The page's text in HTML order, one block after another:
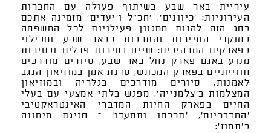
עיריית באר שבע בשיתוף פעולה עם החברות
העירוניות: 'כיוונים', 'חכ"ל ו'יעדים' מזמינה אתכם
בחג הזה להנות ממגוון פעילויות לכל המשפחה
במוקדי התיירות והתרבות בבאר שבע ומבילוי
בפארקים המרהיבים: שייט בסירות פדלים ובסירות
מנוע באגם פארק נחל באר שבע, סיורים מודרכים
חווייתיים בפארק המכתש, סדנת אמן במוזיאון הנגב
לאמנות, סיורים מודרכים בגלריה ובמוזיאון
המצלמות ב'צלמנייה', מפגש בלתי אמצעי עם בעלי
החיים בפארק החיות המדברי האינטראקטיבי
'המדבריום', 'תרבחו ותסעדו' – חגיגת מימונה
ב'תמוז':